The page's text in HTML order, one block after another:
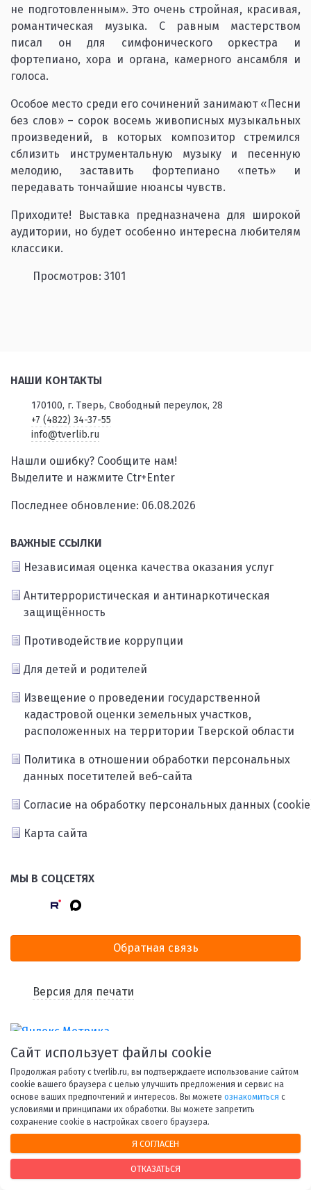
не подготовленным». Это очень стройная, красивая,
романтическая музыка. С равным мастерством
писал он для симфонического оркестра и
фортепиано, хора и органа, камерного ансамбля и
голоса.
Особое место среди его сочинений занимают «Песни
без слов» – сорок восемь живописных музыкальных
произведений, в которых композитор стремился
сблизить инструментальную музыку и песенную
мелодию, заставить фортепиано «петь» и
передавать тончайшие нюансы чувств.
Приходите! Выставка предназначена для широкой
аудитории, но будет особенно интересна любителям
классики.
Просмотров: 3101
НАШИ КОНТАКТЫ
170100, г. Тверь, Свободный переулок, 28
+7 (4822) 34-37-55
info@tverlib.ru
Нашли ошибку? Сообщите нам!
Выделите и нажмите Ctr+Enter
Последнее обновление: 06.08.2026
ВАЖНЫЕ ССЫЛКИ
Независимая оценка качества оказания услуг
Антитеррористическая и антинаркотическая
защищённость
Противодействие коррупции
Для детей и родителей
Извещение о проведении государственной
кадастровой оценки земельных участков,
расположенных на территории Тверской области
Политика в отношении обработки персональных
данных посетителей веб-сайта
Согласие на обработку персональных данных
Карта сайта
МЫ В СОЦСЕТЯХ
Обратная связь
Версия для печати
© 1998-2026 Тверская областная библиотека им. А. М.
Горького.
При использовании материалов сайта ссылка на
Сайт использует файлы cookie
Продолжая работу с tverlib.ru, вы подтверждаете использование сайтом
cookie вашего браузера с целью улучшить предложения и сервис на
основе ваших предпочтений и интересов. Вы можете ознакомиться с
условиями и принципами их обработки. Вы можете запретить
сохранение cookie в настройках своего браузера.
Я СОГЛАСЕН
ОТКАЗАТЬСЯ